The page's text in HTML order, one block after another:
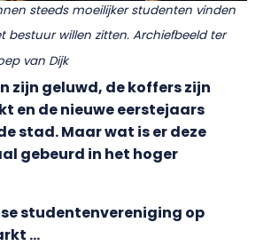
steeds moeilijker studenten vinden
bestuur willen zitten. Archiefbeeld ter
van Dijk
zijn geluwd, de koffers zijn
en de nieuwe eerstejaars
stad. Maar wat is er deze
gebeurd in het hoger
studentenvereniging op
…